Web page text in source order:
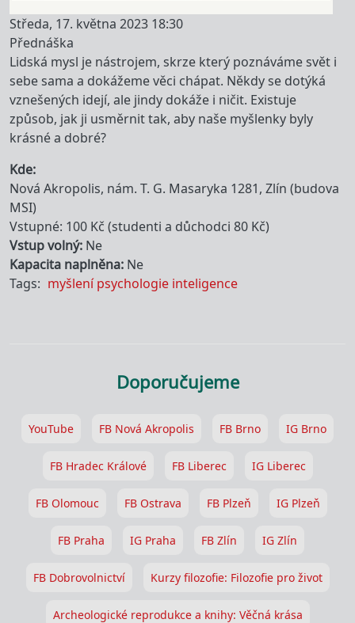
Středa, 17. května 2023 18:30
Přednáška
Lidská mysl je nástrojem, skrze který poznáváme svět i
sebe sama a dokážeme věci chápat. Někdy se dotýká
vznešených idejí, ale jindy dokáže i ničit. Existuje
způsob, jak ji usměrnit tak, aby naše myšlenky byly
krásné a dobré?
Kde
Nová Akropolis, nám. T. G. Masaryka 1281, Zlín (budova
MSI)
Vstupné: 100 Kč (studenti a důchodci 80 Kč)
Vstup volný Ne
Kapacita naplněna Ne
Tags
myšlení psychologie inteligence
Doporučujeme
YouTube FB Nová Akropolis FB Brno IG Brno
FB Hradec Králové FB Liberec IG Liberec
FB Olomouc FB Ostrava FB Plzeň IG Plzeň
FB Praha IG Praha FB Zlín IG Zlín
FB Dobrovolnictví Kurzy filozofie: Filozofie pro život
Archeologické reprodukce a knihy: Věčná krása